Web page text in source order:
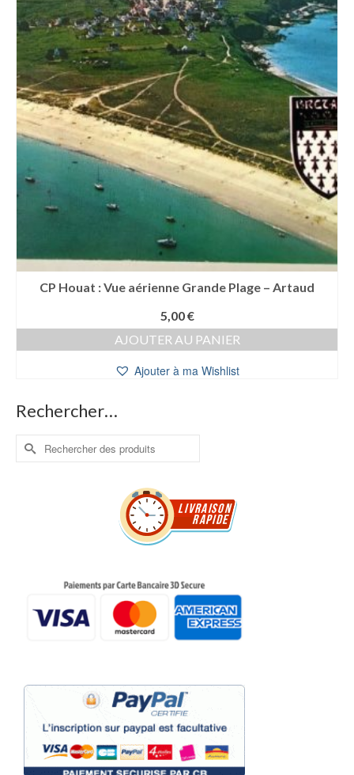
CP Houat : Vue aérienne Grande Plage – Artaud
5,00€
AJOUTER AU PANIER
Ajouter à ma Wishlist
Rechercher…
Rechercher :